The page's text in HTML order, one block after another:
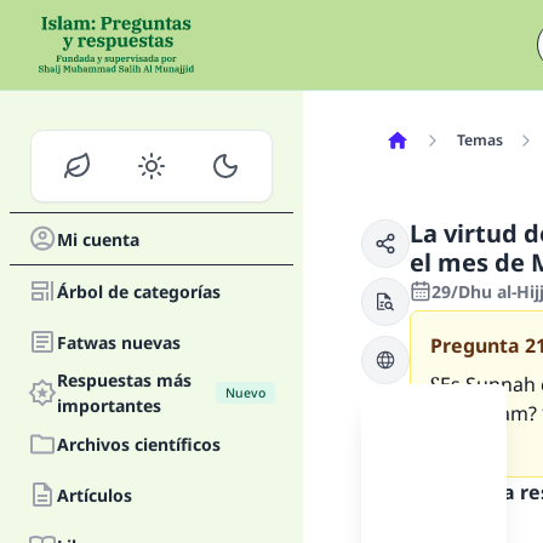
Mi cuenta
Árbol de categorías
Fatwas nuevas
Respuestas más
importantes
Nuevo
Archivos científicos
Artículos
Temas
La virtud
el mes de
29/Dhu al-
Pregunta
؟Es Sunnah cumplir con muchos ayunos voluntarios (naafil) durante el mes de
Muharram? ؟Tiene algo especial sobre este mes comparado con el resto de los
Texto de la